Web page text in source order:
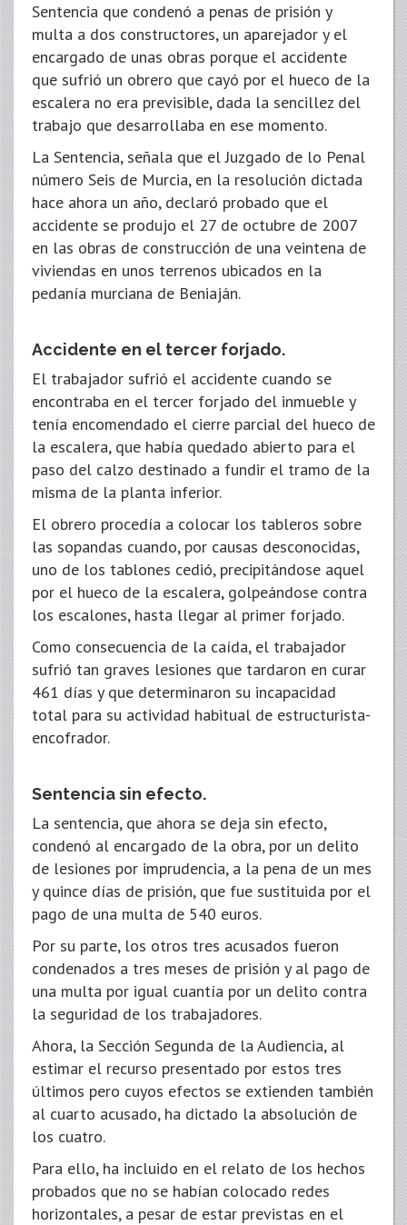
Sentencia que condenó a penas de prisión y
multa a dos constructores, un aparejador y el
encargado de unas obras porque el accidente
que sufrió un obrero que cayó por el hueco de la
escalera no era previsible, dada la sencillez del
trabajo que desarrollaba en ese momento.
La Sentencia, señala que el Juzgado de lo Penal
número Seis de Murcia, en la resolución dictada
hace ahora un año, declaró probado que el
accidente se produjo el 27 de octubre de 2007
en las obras de construcción de una veintena de
viviendas en unos terrenos ubicados en la
pedanía murciana de Beniaján.
Accidente en el tercer forjado.
El trabajador sufrió el accidente cuando se
encontraba en el tercer forjado del inmueble y
tenía encomendado el cierre parcial del hueco de
la escalera, que había quedado abierto para el
paso del calzo destinado a fundir el tramo de la
misma de la planta inferior.
El obrero procedía a colocar los tableros sobre
las sopandas cuando, por causas desconocidas,
uno de los tablones cedió, precipitándose aquel
por el hueco de la escalera, golpeándose contra
los escalones, hasta llegar al primer forjado.
Como consecuencia de la caída, el trabajador
sufrió tan graves lesiones que tardaron en curar
461 días y que determinaron su incapacidad
total para su actividad habitual de estructurista-
encofrador.
Sentencia sin efecto.
La sentencia, que ahora se deja sin efecto,
condenó al encargado de la obra, por un delito
de lesiones por imprudencia, a la pena de un mes
y quince días de prisión, que fue sustituida por el
pago de una multa de 540 euros.
Por su parte, los otros tres acusados fueron
condenados a tres meses de prisión y al pago de
una multa por igual cuantía por un delito contra
la seguridad de los trabajadores.
Ahora, la Sección Segunda de la Audiencia, al
estimar el recurso presentado por estos tres
últimos pero cuyos efectos se extienden también
al cuarto acusado, ha dictado la absolución de
los cuatro.
Para ello, ha incluido en el relato de los hechos
probados que no se habían colocado redes
horizontales, a pesar de estar previstas en el